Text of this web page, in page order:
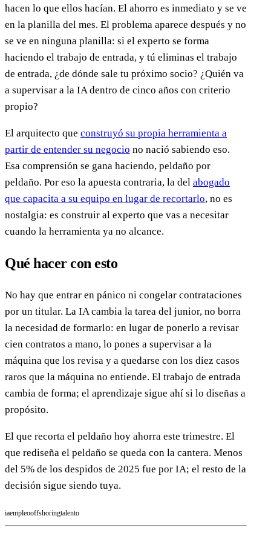
hacen lo que ellos hacían. El ahorro es inmediato y se ve
en la planilla del mes. El problema aparece después y no
se ve en ninguna planilla: si el experto se forma
haciendo el trabajo de entrada, y tú eliminas el trabajo
de entrada, ¿de dónde sale tu próximo socio? ¿Quién va
a supervisar a la IA dentro de cinco años con criterio
propio?
El arquitecto que construyó su propia herramienta a
partir de entender su negocio no nació sabiendo eso.
Esa comprensión se gana haciendo, peldaño por
peldaño. Por eso la apuesta contraria, la del abogado
que capacita a su equipo en lugar de recortarlo, no es
nostalgia: es construir al experto que vas a necesitar
cuando la herramienta ya no alcance.
Qué hacer con esto
No hay que entrar en pánico ni congelar contrataciones
por un titular. La IA cambia la tarea del junior, no borra
la necesidad de formarlo: en lugar de ponerlo a revisar
cien contratos a mano, lo pones a supervisar a la
máquina que los revisa y a quedarse con los diez casos
raros que la máquina no entiende. El trabajo de entrada
cambia de forma; el aprendizaje sigue ahí si lo diseñas a
propósito.
El que recorta el peldaño hoy ahorra este trimestre. El
que rediseña el peldaño se queda con la cantera. Menos
del 5% de los despidos de 2025 fue por IA; el resto de la
decisión sigue siendo tuya.
iaempleooffshoringtalento